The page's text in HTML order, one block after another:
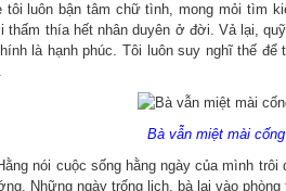
tôi luôn bận tâm chữ tình, mong mỏi tìm
thấm thía hết nhân duyên ở đời. Vả lại,
là hạnh phúc. Tôi luôn suy nghĩ thế
Bà vẫn miệt mài
nói cuộc sống hằng ngày của mình
Những ngày trống lịch, bà lại vào phòng